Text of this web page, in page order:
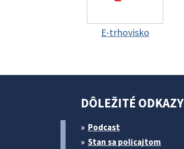
E-trhovisko
DÔLEŽITÉ ODKAZY
Podcast
Stan sa policajtom